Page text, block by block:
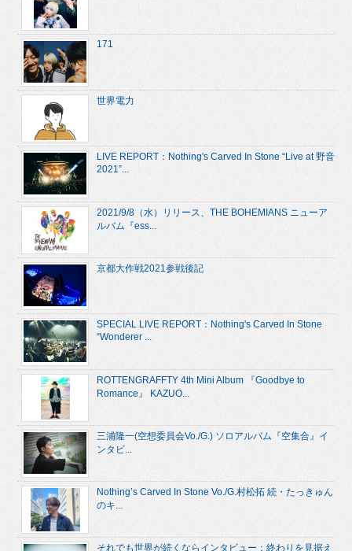
171
世界電力
LIVE REPORT：Nothing's Carved In Stone “Live at 野音
2021”...
2021/9/8（水）リリース、THE BOHEMIANS ニューア
ルバム『ess...
京都大作戦2021参戦後記
SPECIAL LIVE REPORT：Nothing's Carved In Stone
“Wonderer ...
ROTTENGRAFFTY 4th Mini Album 『Goodbye to
Romance』 KAZUO...
三浦隆一(空想委員会Vo./G.) ソロアルバム『空集合』イ
ンタビ...
Nothing’s Carved In Stone Vo./G.村松拓 続・たっきゅん
のキ...
それでも世界が続くならインタビュー：終わりを見据え